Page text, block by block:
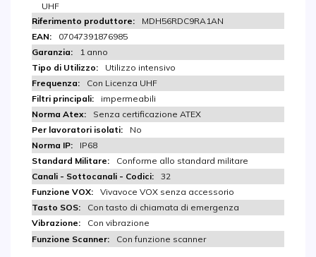
UHF
MDH56RDC9RA1AN
07047391876985
1 anno
Utilizzo intensivo
Con Licenza UHF
impermeabili
Senza certificazione ATEX
No
IP68
Conforme allo standard militare
32
Vivavoce VOX senza accessorio
Con tasto di chiamata di emergenza
Con vibrazione
Con funzione scanner